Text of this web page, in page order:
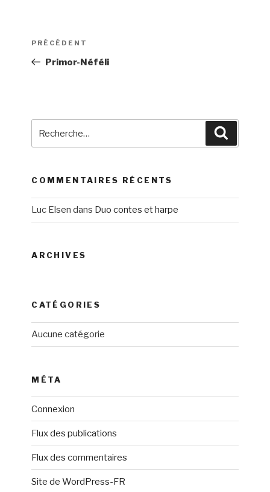
Navigation
l’article
Article
précédent
PRÉCÉDENT
Primor-Néféli
pour
COMMENTAIRES RÉCENTS
Luc Elsen dans Duo contes et harpe
ARCHIVES
CATÉGORIES
Aucune catégorie
MÉTA
Connexion
Flux des publications
Flux des commentaires
Site de WordPress-FR